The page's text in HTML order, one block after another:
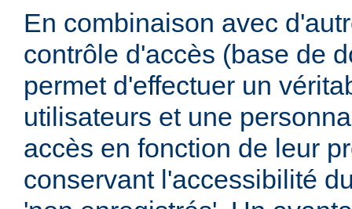
En combinaison avec
contrôle d'accès (base de
permet d'effectuer un
utilisateurs et une
accès en fonction de leur
conservant l'accessibilité